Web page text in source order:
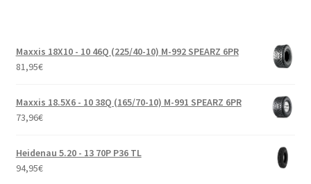
Maxxis 18X10 - 10 46Q (225/40-10) M-992 SPEARZ 6PR
81,95€
Maxxis 18.5X6 - 10 38Q (165/70-10) M-991 SPEARZ 6PR
73,96€
Heidenau 5.20 - 13 70P P36 TL
94,95€